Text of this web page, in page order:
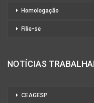
Homologação
Filie-se
NOTÍCIAS
CEAGESP